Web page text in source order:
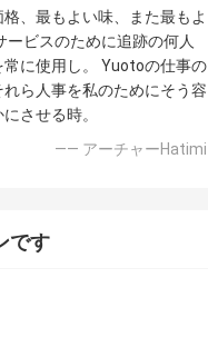
、最もよい味、また最もよ
ービスのために追跡の何人
に使用し。 Yuotoの仕事の
ら人事を私のためにそう容
させる時。
—— アーチャーHatimi
です